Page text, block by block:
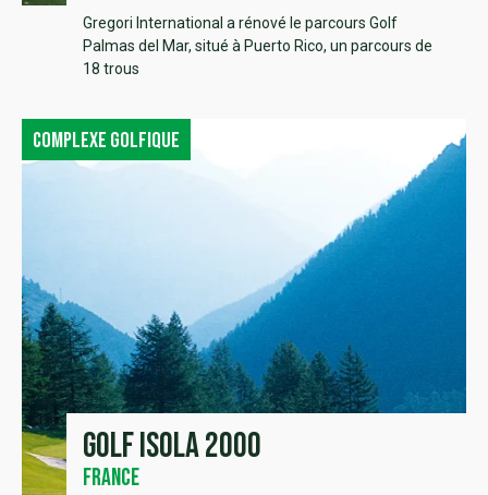
Gregori International a rénové le parcours Golf
Palmas del Mar, situé à Puerto Rico, un parcours de
18 trous
Complexe golfique
Golf Isola 2000
France